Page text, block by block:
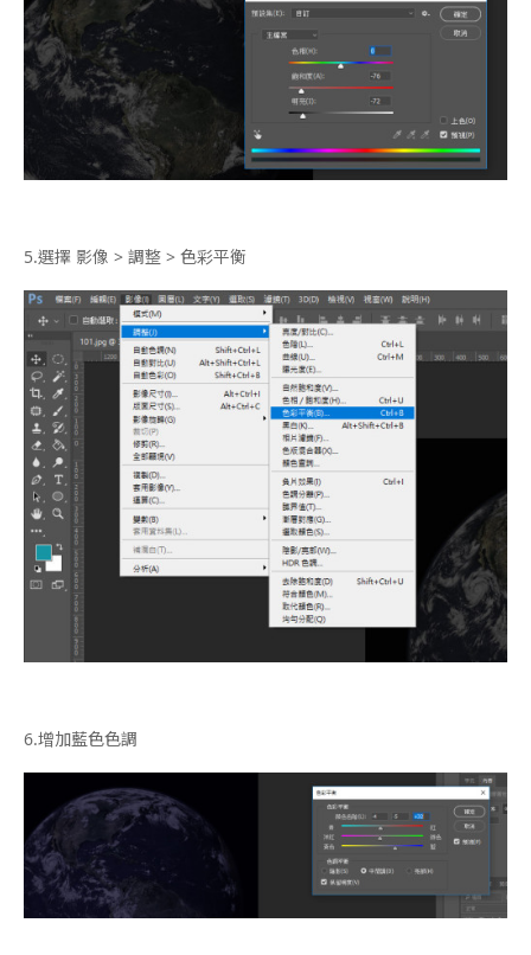
5.選擇 影像 > 調整 > 色彩平衡
6.增加藍色色調